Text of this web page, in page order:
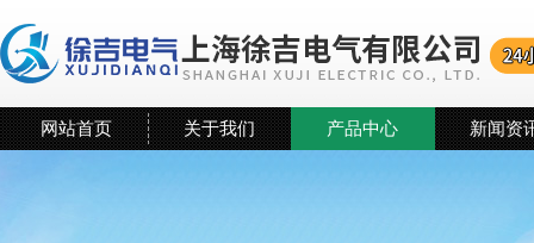
网站首页 关于我们 产品中心 新闻资